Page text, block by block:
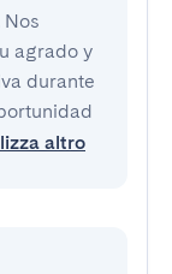
agrado y
durante
altro